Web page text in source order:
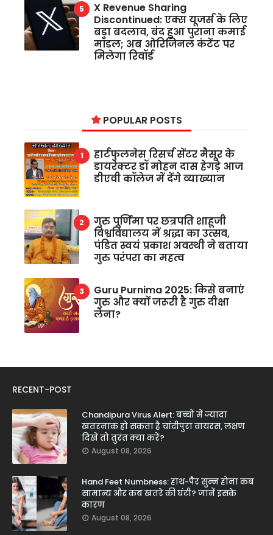
X Revenue Sharing
Discontinued: एक्स यूजर्स के लिए
बड़ा बदलाव, बंद हुआ पुराना कमाई
मॉडल; अब ओरिजिनल कंटेंट पर
मिलेगा रिवॉर्ड
POPULAR POSTS
हार्टफुलनेस रिसर्च सेंटर मैसूर के
डायरेक्टर डॉ मोहन दास हेगड़े आज
डीएवी कॉलेज में देंगे व्याख्यान
गुरु पूर्णिमा पर छत्रपति शाहूजी
विश्वविद्यालय में श्रद्धा का उत्सव,
पंडित स्वयं प्रकाश अवस्थी ने बताया
गुरु परंपरा का महत्व
Guru Purnima 2025: किसे बनाएं
गुरु और क्यों जरूरी है गुरु दीक्षा
लेना?
RECENT-POST
Chandipura Virus Alert: बच्चों में ज्यादा
खतरनाक हो सकता है चांदीपुरा वायरस, लक्षण
दिखें तो तुरंत क्या करें?
August 08, 2026
Hand Feet Numbness: हाथ-पैर सुन्न होना कब
सामान्य और कब खतरे की घंटी? जानें इसके
कारण
August 08, 2026